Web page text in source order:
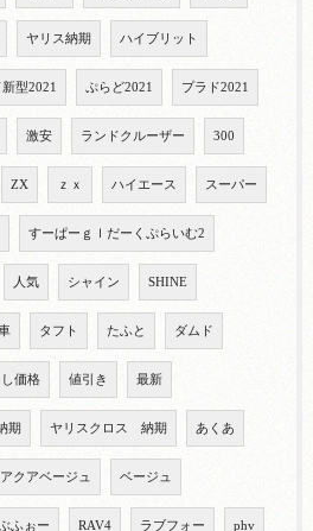
ヤリス納期 ハイブリット
型2021 ぷらど2021 プラド2021
激安 ランドクルーザー 300
ZX ｚｘ ハイエース スーパー
すーぱーｇｌだーくぷらいむ2
人気 シャイン SHINE
タフト たふと ダムド
価格 値引き 最新
期 ヤリスクロス 納期 あくあ
アクアベージュ ベージュ
ふぉー RAV4 ラブフォー phv